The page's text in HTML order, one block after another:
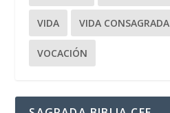
VIDA VIDA CONSAGRADA
VOCACIÓN